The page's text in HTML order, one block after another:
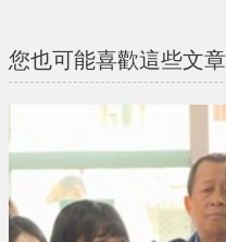
您也可能喜歡這些文章